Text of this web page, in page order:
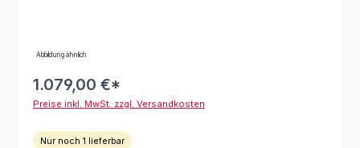
Abbildung ähnlich
1.079,00 €*
Preise inkl. MwSt. zzgl. Versandkosten
Nur noch 1 lieferbar